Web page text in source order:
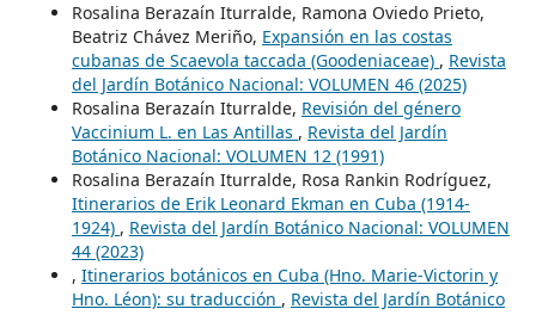
Rosalina Berazaín Iturralde, Ramona Oviedo Prieto,
Beatriz Chávez Meriño, Expansión en las costas
cubanas de Scaevola taccada (Goodeniaceae) , Revista
del Jardín Botánico Nacional: VOLUMEN 46 (2025)
Rosalina Berazaín Iturralde, Revisión del género
Vaccinium L. en Las Antillas , Revista del Jardín
Botánico Nacional: VOLUMEN 12 (1991)
Rosalina Berazaín Iturralde, Rosa Rankin Rodríguez,
Itinerarios de Erik Leonard Ekman en Cuba (1914-
1924) , Revista del Jardín Botánico Nacional: VOLUMEN
44 (2023)
, Itinerarios botánicos en Cuba (Hno. Marie-Victorin y
Hno. Léon): su traducción , Revista del Jardín Botánico